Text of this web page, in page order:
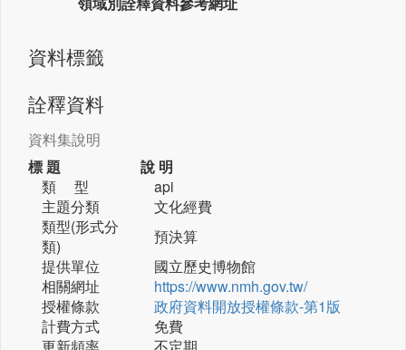
資料標籤
詮釋資料
資料集說明
標 題
說 明
類 型
api
主題分類
文化經費
類型(形式分
類)
預決算
提供單位
國立歷史博物館
相關網址
https://www.nmh.gov.tw/
授權條款
政府資料開放授權條款-第1版
計費方式
免費